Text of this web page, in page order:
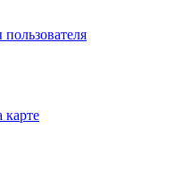
карте